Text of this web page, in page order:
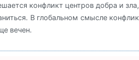
конфликт центров добра и
В глобальном смысле
вечен.